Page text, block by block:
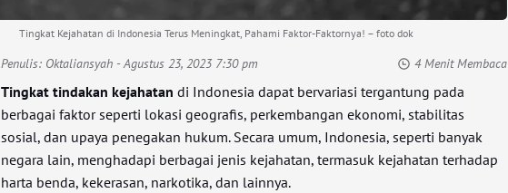
Tingkat Kejahatan di Indonesia Terus Meningkat, Pahami Faktor-Faktornya! – foto dok
Penulis: Oktaliansyah - Agustus 23, 2023 7:30 pm 4 Menit Membaca
Tingkat tindakan kejahatan di Indonesia dapat bervariasi tergantung pada
berbagai faktor seperti lokasi geografis, perkembangan ekonomi, stabilitas
sosial, dan upaya penegakan hukum. Secara umum, Indonesia, seperti banyak
negara lain, menghadapi berbagai jenis kejahatan, termasuk kejahatan terhadap
harta benda, kekerasan, narkotika, dan lainnya.